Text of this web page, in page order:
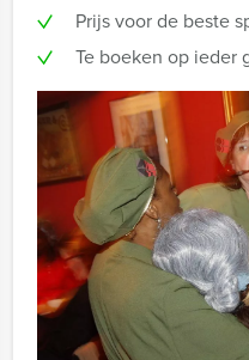
Prijs voor de beste
Te boeken op ieder